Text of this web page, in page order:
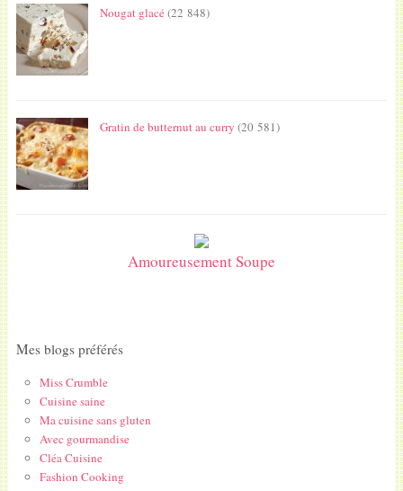
Nougat glacé(22 848)
Gratin de butternut au curry (20 581)
Amoureusement Soupe
Mes blogs préférés
Miss Crumble
Cuisine saine
Ma cuisine sans gluten
Avec gourmandise
Cléa Cuisine
Fashion Cooking